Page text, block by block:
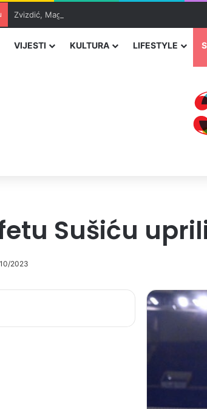
Zvizdić, Magazinović i Kojović traže poseban
VIJESTI KULTURA LIFESTYLE
Sušiću
2023